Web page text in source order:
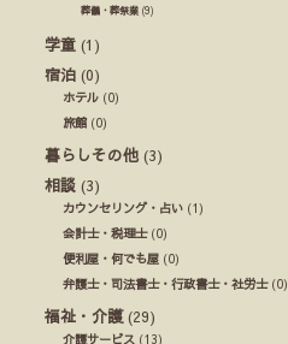
葬儀・葬祭業 (9)
学童 (1)
宿泊 (0)
ホテル (0)
旅館 (0)
暮らしその他 (3)
相談 (3)
カウンセリング・占い (1)
会計士・税理士(0)
便利屋・何でも屋 (0)
弁護士・司法書士・行政書士・社労士(0)
福祉・介護(29)
介護サービス (13)